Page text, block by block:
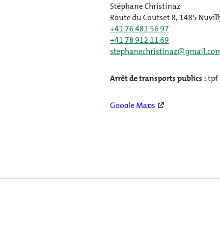
Stéphane Christinaz
Route du Coutset 8, 1485
+41 76 481 56 97
+41 78 912 11 69
Arrêt de transports publics :tpf
Google Maps